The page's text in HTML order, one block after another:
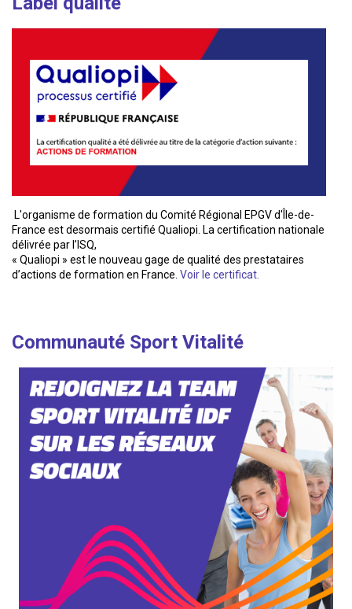
L'organisme de formation du Comité Régional EPGV d'Île-de-
France est desormais certifié Qualiopi. La certification nationale
délivrée par l’ISQ,
« Qualiopi » est le nouveau gage de qualité des prestataires
d’actions de formation en France. Voir le certificat.
Communauté Sport Vitalité